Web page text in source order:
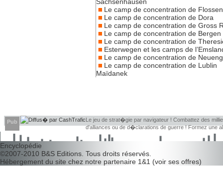
Le camp de concentration de
Le camp de concentration de Dora
Le camp de concentration de Gross
Le camp de concentration de Bergen
Le camp de concentration de
Esterwegen et les camps de
Le camp de concentration de
Le camp de concentration de Lublin
Maïdanek
Pub
Le jeu de strat�gie par navigateur ! Combattez des
d'alliances ou de d�clarations de guerre ! Formez une
d�couvrir leurs faiblesses !
Encyclopédie
©2007-2010 B&S Editions . Tous droits réservés.
Hébergement du site chez notre partenaire 1&1 (voir ses offres)